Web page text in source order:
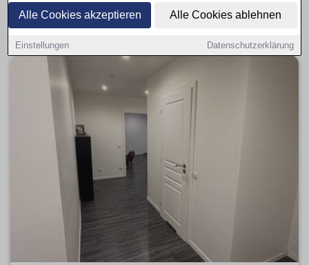
Alle Cookies akzeptieren Alle Cookies ablehnen
Einstellungen Datenschutzerklärung
Optionen, prüfe
Bestand .